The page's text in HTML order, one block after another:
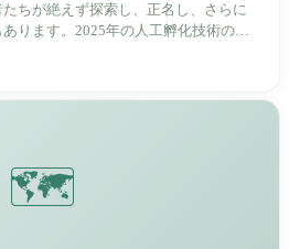
ちが絶えず探索し、正名し、さらに
ります。2025年の人工孵化技術の突
の精霊」に新たな希望をもたらしま
🗺️